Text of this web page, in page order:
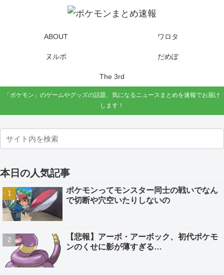
ABOUT ワロタ
ヌルポ だめぽ
The 3rd
「ポケモン」のゲームやグッズの話題、気になるニュースまとめを速報でお届け
します！
本日の人気記事
ポケモンってモンスター同士の戦いでなん
で切断や穴空いたりしないの
【悲報】アーボ・アーボック、初代ポケモ
ンのくせに影が薄すぎる…